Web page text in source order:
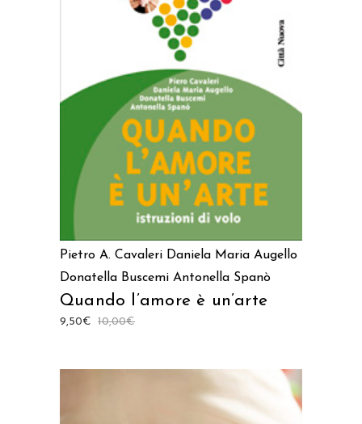
AGGIUNGI AL CARRELLO
Pietro A. Cavaleri Daniela Maria Augello
Donatella Buscemi Antonella Spanò
Quando l’amore è un’arte
10,00€
9,50€